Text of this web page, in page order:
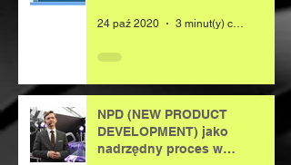
24 paź 2020 3 minut(y) czytania
NPD (NEW PRODUCT
DEVELOPMENT) jako
nadrzędny proces w